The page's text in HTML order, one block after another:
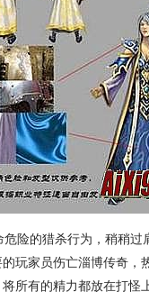
险的猎杀行为，稍稍过
玩家员伤亡淄博传奇，
所有的精力都放在打怪